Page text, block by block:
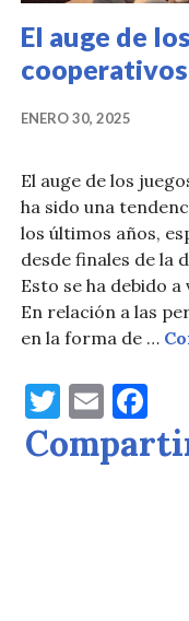
de mesa en
El auge de
cooperativos
ENERO 30, 2025
El auge de los
ha sido una
los últimos años,
desde finales de la
Esto se ha debido
En relación a las
en la forma de …
T
w
it
E
m
ai
a
c